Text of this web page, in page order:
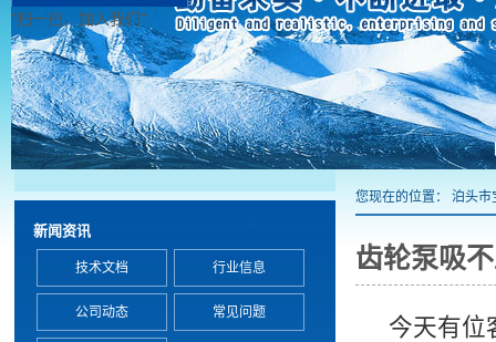
您现在的位置： 泊头市
齿轮泵吸
今天有位
新闻资讯
技术文档 行业信息
公司动态 常见问题
"扫一扫，加入我们"